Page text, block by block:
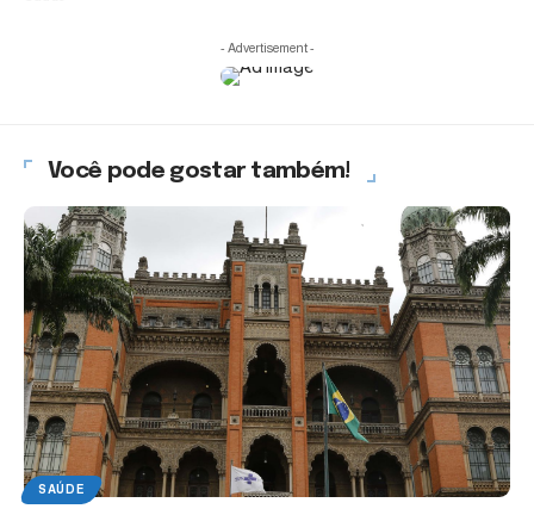
- Advertisement -
Você pode gostar também!
SAÚDE